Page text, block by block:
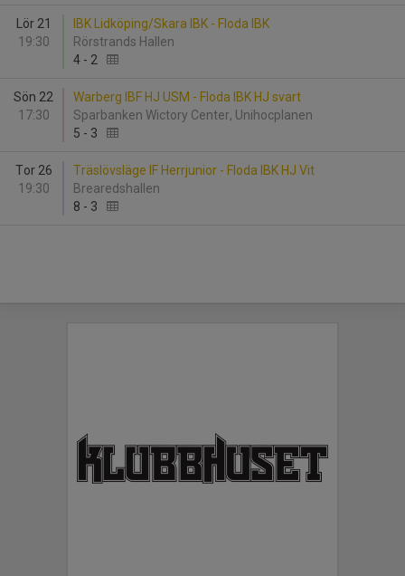
Lör 21
19:30
IBK Lidköping/Skara IBK - Floda IBK
Rörstrands Hallen
4 - 2
Sön 22
17:30
Warberg IBF HJ USM - Floda IBK HJ svart
Sparbanken Wictory Center, Unihocplanen
5 - 3
Tor 26
19:30
Träslövsläge IF Herrjunior - Floda IBK HJ Vit
Brearedshallen
8 - 3